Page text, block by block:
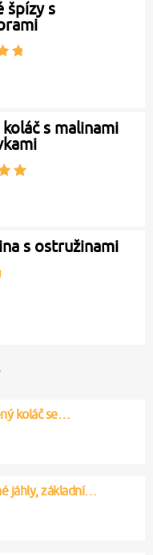
špízy s
s malinami
s ostružinami
koláč se…
jáhly, základní…